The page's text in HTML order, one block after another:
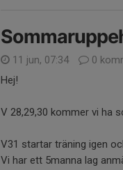
11 jun, 07:34
0
Hej!
V 28,29,30 kommer vi ha
V31 startar träning igen
Vi har ett 5manna lag